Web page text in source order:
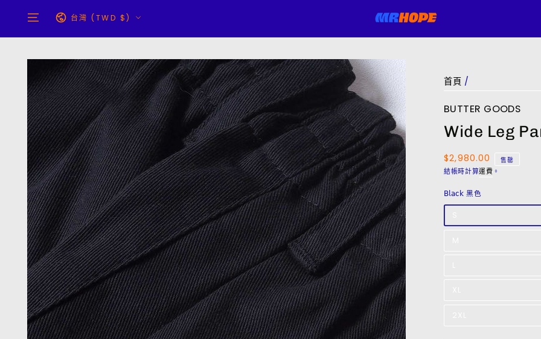
跳到內容
國
區
台灣 (TWD $)
跳轉到產品信息
在
模
態
1
首頁 /
BUTTER GOODS
Wide Leg
正
常
格
$2,980.00 售罄
結帳時計算運費 。
𝖡𝗅𝖺𝖼𝗄 黑色